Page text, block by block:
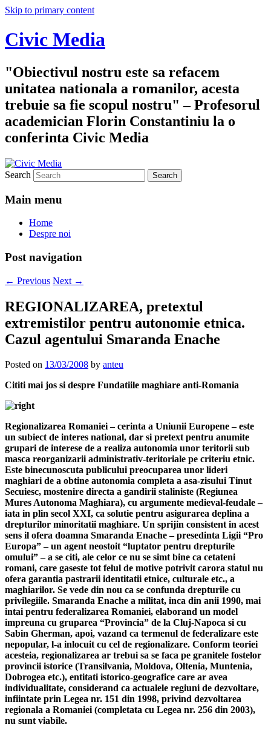
Skip to primary content
Civic Media
"Obiectivul nostru este sa refacem
unitatea nationala a romanilor, acesta
trebuie sa fie scopul nostru" – Profesorul
academician Florin Constantiniu la o
conferinta Civic Media
Search
Main menu
Home
Despre noi
Post navigation
← Previous Next →
REGIONALIZAREA, pretextul
extremistilor pentru autonomie etnica.
Cazul agentului Smaranda Enache
Posted on 13/03/2008 by anteu
Cititi mai jos si despre Fundatiile maghiare anti-Romania
Regionalizarea Romaniei – cerinta a Uniunii Europene – este
un subiect de interes national, dar si pretext pentru anumite
grupari de interese de a realiza autonomia unor teritorii sub
masca reorganizarii administrativ-teritoriale pe criteriu etnic.
Este binecunoscuta publicului preocuparea unor lideri
maghiari de a obtine autonomia completa a asa-zisului Tinut
Secuiesc, mostenire directa a gandirii staliniste (Regiunea
Mures Autonoma Maghiara), cu argumente medieval-feudale –
iata in plin secol XXI, ca solutie pentru asigurarea deplina a
drepturilor minoritatii maghiare. Un sprijin consistent in acest
sens il ofera doamna Smaranda Enache – presedinta Ligii “Pro
Europa” – un agent neostoit “luptator pentru drepturile
omului” – a se citi, ale celor ce nu se simt bine ca cetateni
romani, care gaseste tot felul de motive potrivit carora statul nu
ofera garantia pastrarii identitatii etnice, culturale etc., a
maghiarilor. Se vede din nou ca se confunda drepturile cu
privilegiile. Smaranda Enache a militat, inca din anii 1990, mai
intai pentru federalizarea Romaniei, elaborand un model
impreuna cu gruparea “Provincia” de la Cluj-Napoca si cu
Sabin Gherman, apoi, vazand ca termenul de federalizare este
nepopular, l-a inlocuit cu cel de regionalizare. Conform teoriei
acesteia, regionalizarea ar trebui sa se faca pe granitele fostelor
provincii istorice (Transilvania, Moldova, Oltenia, Muntenia,
Dobrogea etc.), entitati istorico-geografice care ar avea
individualitate, considerand ca actualele regiuni de dezvoltare,
infiintate prin Legea nr. 151 din 1998, privind dezvoltarea
regionala a Romaniei (completata cu Legea nr. 256 din 2003),
nu sunt viabile.